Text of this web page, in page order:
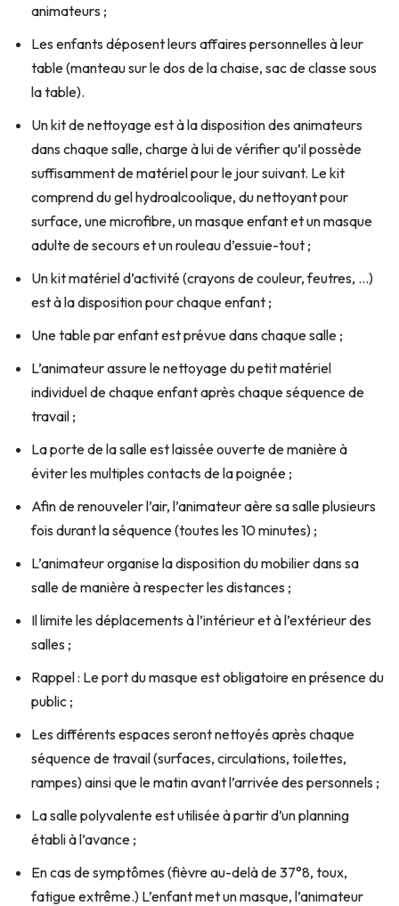
animateurs ;
Les enfants déposent leurs affaires personnelles à leur
table (manteau sur le dos de la chaise, sac de classe sous
la table).
Un kit de nettoyage est à la disposition des animateurs
dans chaque salle, charge à lui de vérifier qu’il possède
suffisamment de matériel pour le jour suivant. Le kit
comprend du gel hydroalcoolique, du nettoyant pour
surface, une microfibre, un masque enfant et un masque
adulte de secours et un rouleau d’essuie-tout ;
Un kit matériel d’activité (crayons de couleur, feutres, …)
est à la disposition pour chaque enfant ;
Une table par enfant est prévue dans chaque salle ;
L’animateur assure le nettoyage du petit matériel
individuel de chaque enfant après chaque séquence de
travail ;
La porte de la salle est laissée ouverte de manière à
éviter les multiples contacts de la poignée ;
Afin de renouveler l’air, l’animateur aère sa salle plusieurs
fois durant la séquence (toutes les 10 minutes) ;
L’animateur organise la disposition du mobilier dans sa
salle de manière à respecter les distances ;
Il limite les déplacements à l’intérieur et à l’extérieur des
salles ;
Rappel : Le port du masque est obligatoire en présence du
public ;
Les différents espaces seront nettoyés après chaque
séquence de travail (surfaces, circulations, toilettes,
rampes) ainsi que le matin avant l’arrivée des personnels ;
La salle polyvalente est utilisée à partir d’un planning
établi à l’avance ;
En cas de symptômes (fièvre au-delà de 37°8, toux,
fatigue extrême.) L’enfant met un masque, l’animateur